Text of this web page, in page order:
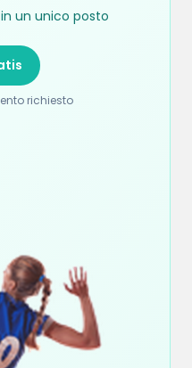
un unico posto
richiesto